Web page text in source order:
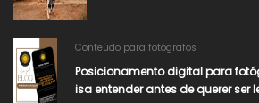
Conteúdo para fotógrafos
Posicionamento digital para
isa entender antes de querer ser